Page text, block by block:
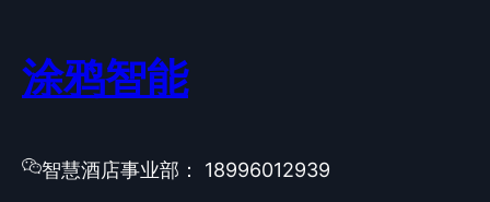
涂鸦智能
智慧酒店事业部： 18996012939